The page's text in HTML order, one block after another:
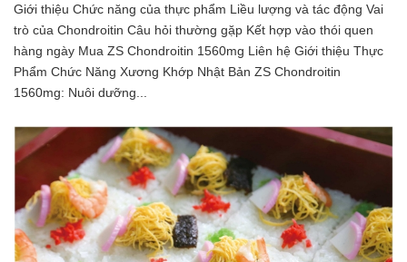
Giới thiệu Chức năng của thực phẩm Liều lượng và tác động Vai
trò của Chondroitin Câu hỏi thường gặp Kết hợp vào thói quen
hàng ngày Mua ZS Chondroitin 1560mg Liên hệ Giới thiệu Thực
Phẩm Chức Năng Xương Khớp Nhật Bản ZS Chondroitin
1560mg: Nuôi dưỡng...